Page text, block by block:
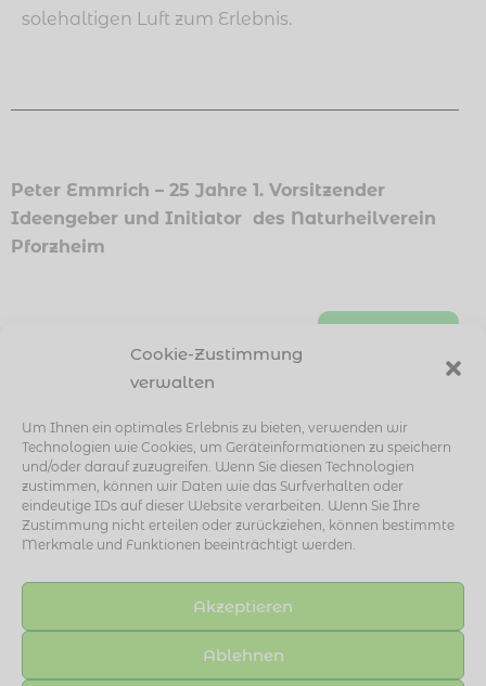
Cookie-Zustimmung
verwalten
Um Ihnen ein optimales Erlebnis zu bieten, verwenden wir
Technologien wie Cookies, um Geräteinformationen zu speichern
und/oder darauf zuzugreifen. Wenn Sie diesen Technologien
zustimmen, können wir Daten wie das Surfverhalten oder
eindeutige IDs auf dieser Website verarbeiten. Wenn Sie Ihre
Zustimmung nicht erteilen oder zurückziehen, können bestimmte
Merkmale und Funktionen beeinträchtigt werden.
Akzeptieren
Ablehnen
solehaltigen Luft zum Erlebnis.
Peter Emmrich – 25 Jahre 1. Vorsitzender
Ideengeber und Initiator des Naturheilverein
Pforzheim
Copyright 2025:
NATURHEILVEREIN 1892
PFORZHEIM E.V.
Christophallee 21
75177 Pforzheim
Tel: 07231 35 88 66
Mail: info@naturheilvereinpforzheim.de
Mo, Di, Do, Fr 8.30 – 13 Uhr und 15 – 18 Uhr,